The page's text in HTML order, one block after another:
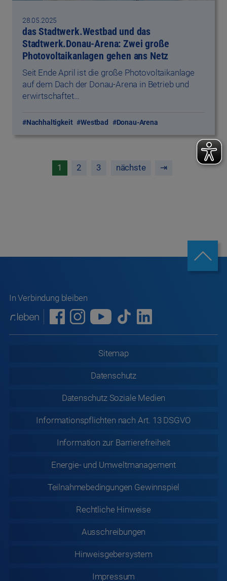
28.05.2025
das Stadtwerk.Westbad und das
Stadtwerk.Donau-Arena: Zwei große
Photovoltaikanlagen gehen ans Netz
Seit Ende April ist die große Photovoltaikanlage
auf dem Dach der Donau-Arena in Betrieb und
erwirtschaftet…
#Nachhaltigkeit #Westbad #Donau-Arena
1 2 3 nächste ⇥
In Verbindung bleiben
Sitemap
Datenschutz
Datenschutz Soziale Medien
Informationspflichten nach Art. 13 DSGVO
Information zur Barrierefreiheit
Energie- und Umweltmanagement
Teilnahmebedingungen Gewinnspiel
Rechtliche Hinweise
Ausschreibungen
Hinweisgebersystem
Impressum